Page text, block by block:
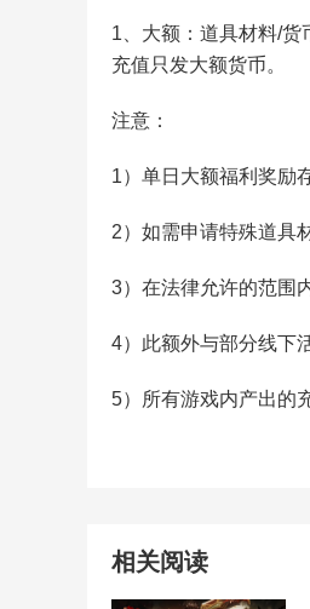
1、大额：道具材料/货
充值只发大额货币。
注意：
1）单日大额福利奖励
2）如需申请特殊道具
3）在法律允许的范围
4）此额外与部分线下
5）所有游戏内产出的
相关阅读